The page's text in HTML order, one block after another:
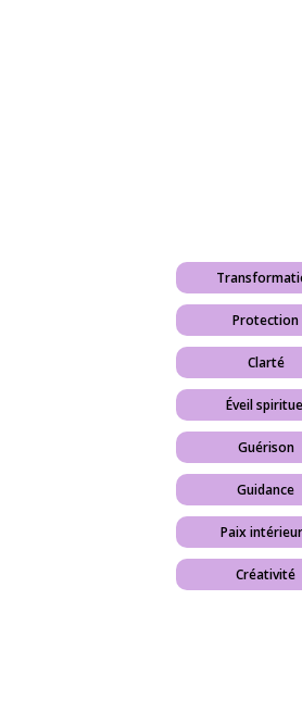
Protection
Clarté
Éveil
Guérison
Guidance
Paix
Créativité